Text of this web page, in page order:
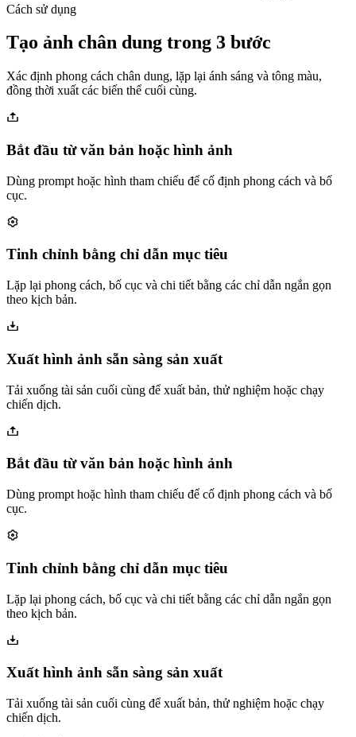
Cách sử dụng
Tạo ảnh chân dung trong 3 bước
Xác định phong cách chân dung, lặp lại ánh sáng và tông màu,
đồng thời xuất các biến thể cuối cùng.
Bắt đầu từ văn bản hoặc hình ảnh
Dùng prompt hoặc hình tham chiếu để cố định phong cách và bố
cục.
Tinh chỉnh bằng chỉ dẫn mục tiêu
Lặp lại phong cách, bố cục và chi tiết bằng các chỉ dẫn ngắn gọn
theo kịch bản.
Xuất hình ảnh sẵn sàng sản xuất
Tải xuống tài sản cuối cùng để xuất bản, thử nghiệm hoặc chạy
chiến dịch.
Bắt đầu từ văn bản hoặc hình ảnh
Dùng prompt hoặc hình tham chiếu để cố định phong cách và bố
cục.
Tinh chỉnh bằng chỉ dẫn mục tiêu
Lặp lại phong cách, bố cục và chi tiết bằng các chỉ dẫn ngắn gọn
theo kịch bản.
Xuất hình ảnh sẵn sàng sản xuất
Tải xuống tài sản cuối cùng để xuất bản, thử nghiệm hoặc chạy
chiến dịch.